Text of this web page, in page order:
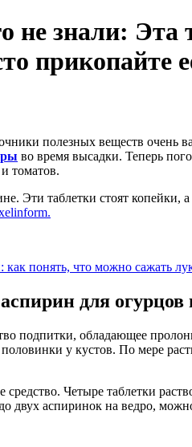
не знали: Эта
прикопайте
полезных веществ
во время высадки. Теперь
томатов.
Эти таблетки стоят копейки,
понять, что можно сажать
для
подпитки, обладающее
у кустов. По мере
Четыре таблетки
двух аспиринок на ведро,